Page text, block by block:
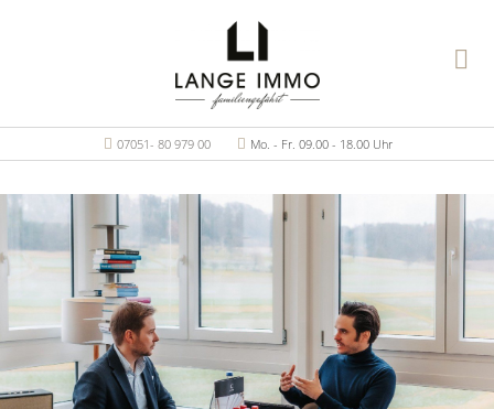
07051- 80 979 00 Mo. - Fr. 09.00 - 18.00 Uhr